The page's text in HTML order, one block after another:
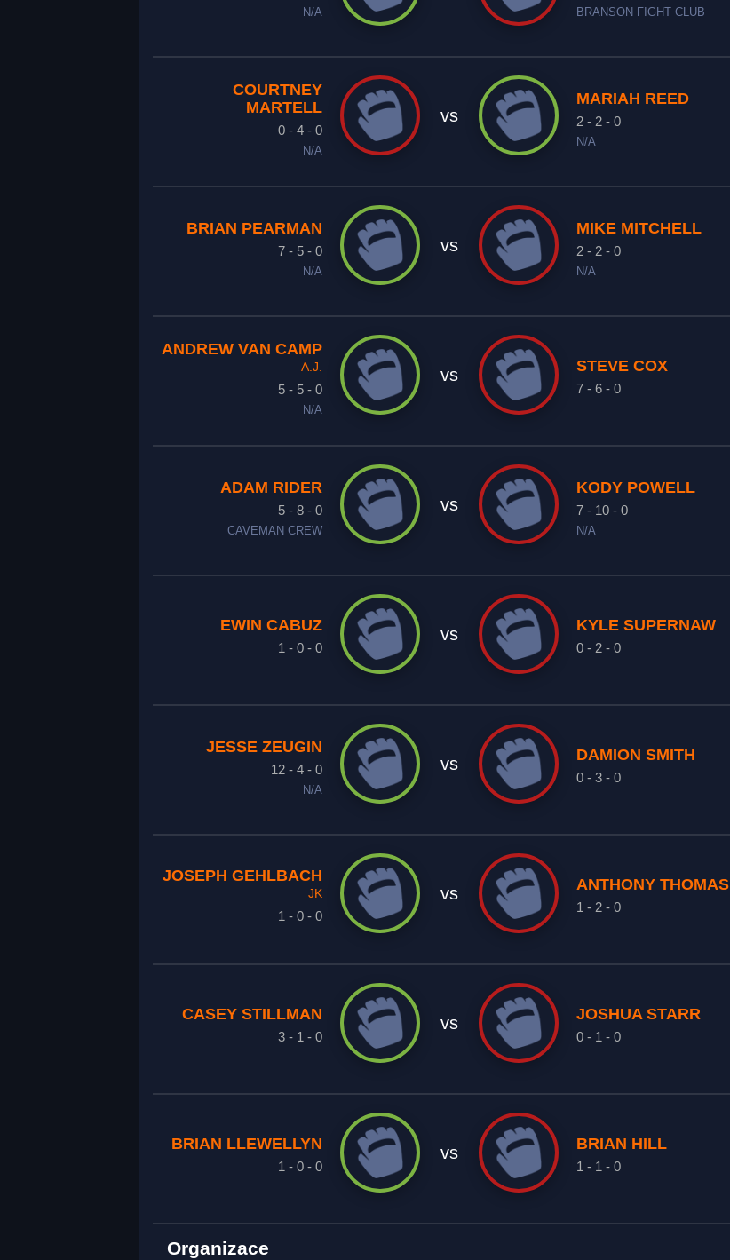
N/A BRANSON FIGHT CLUB
COURTNEY
MARTELL
0 - 4 - 0
N/A
vs
MARIAH REED
2 - 2 - 0
N/A
BRIAN PEARMAN
7 - 5 - 0
N/A
vs
MIKE MITCHELL
2 - 2 - 0
N/A
ANDREW VAN CAMP
A.J.
5 - 5 - 0
N/A
vs STEVE COX
7 - 6 - 0
ADAM RIDER
5 - 8 - 0
CAVEMAN CREW
vs
KODY POWELL
7 - 10 - 0
N/A
EWIN CABUZ
1 - 0 - 0
vs KYLE SUPERNAW
0 - 2 - 0
JESSE ZEUGIN
12 - 4 - 0
N/A
vs DAMION SMITH
0 - 3 - 0
JOSEPH GEHLBACH
JK
1 - 0 - 0
vs ANTHONY THOMAS
1 - 2 - 0
CASEY STILLMAN
3 - 1 - 0
vs JOSHUA STARR
0 - 1 - 0
BRIAN LLEWELLYN
1 - 0 - 0
vs BRIAN HILL
1 - 1 - 0
Organizace